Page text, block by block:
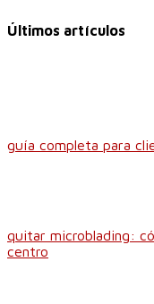
Últimos artículos
guía completa para
quitar microblading:
centro